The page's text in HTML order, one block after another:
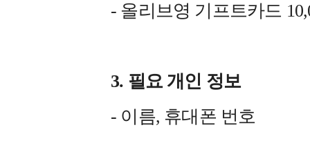
- 올리브영 기프트카드
3. 필요 개인 정보
- 이름, 휴대폰 번호